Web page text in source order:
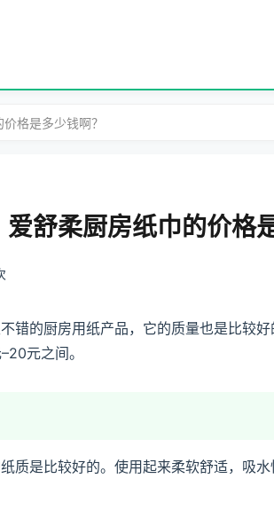
格是多少钱啊？
舒柔厨房纸巾的价格
错的厨房用纸产品，它的质量也是比较
元之间。
质是比较好的。使用起来柔软舒适，吸水